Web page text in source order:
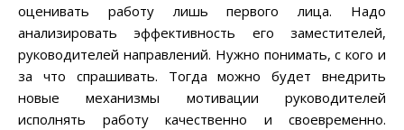
оценивать работу лишь первого лица. Надо
анализировать эффективность его заместителей,
руководителей направлений. Нужно понимать, с кого и
за что спрашивать. Тогда можно будет внедрить
новые механизмы мотивации руководителей
исполнять работу качественно и своевременно.